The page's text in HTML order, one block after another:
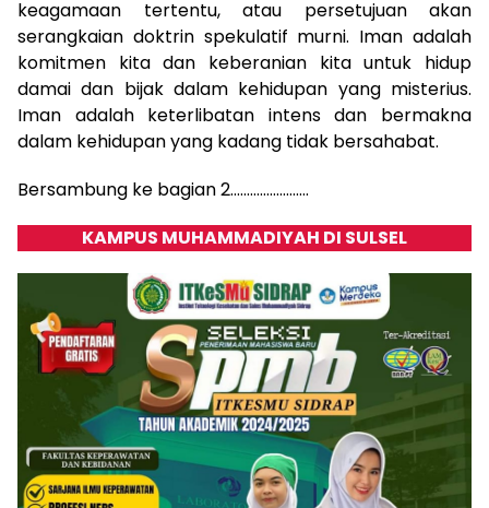
keagamaan tertentu, atau persetujuan akan
serangkaian doktrin spekulatif murni. Iman adalah
komitmen kita dan keberanian kita untuk hidup
damai dan bijak dalam kehidupan yang misterius.
Iman adalah keterlibatan intens dan bermakna
dalam kehidupan yang kadang tidak bersahabat.
Bersambung ke bagian 2……………………
KAMPUS MUHAMMADIYAH DI SULSEL